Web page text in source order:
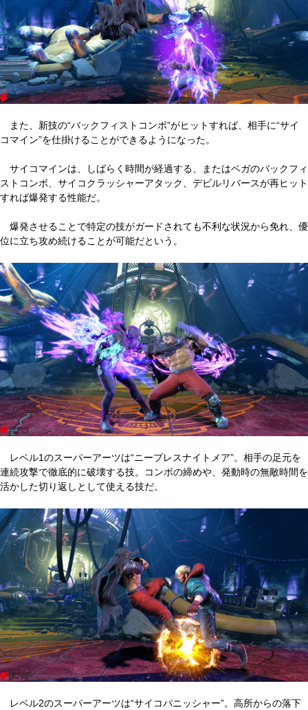
また、新技の“バックフィストコンボ”がヒットすれば、相手に“サイ
コマイン”を仕掛けることができるようになった。
サイコマインは、しばらく時間が経過する、またはベガのバックフィ
ストコンボ、サイコクラッシャーアタック、デビルリバースが再ヒット
すれば爆発する性能だ。
爆発させることで特定の技がガードされても不利な状況から免れ、優
位に立ち攻め続けることが可能だという。
レベル1のスーパーアーツは“ニープレスナイトメア”。相手の足元を
連続攻撃で徹底的に破壊する技。コンボの締めや、発動時の無敵時間を
活かした切り返しとして使える技だ。
レベル2のスーパーアーツは“サイコパニッシャー”。高所からの落下